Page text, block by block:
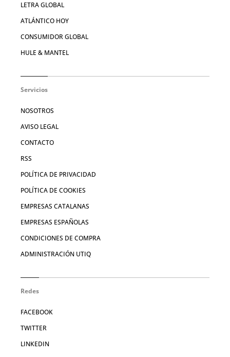
LETRA GLOBAL
ATLÁNTICO HOY
CONSUMIDOR GLOBAL
HULE & MANTEL
Servicios
NOSOTROS
AVISO LEGAL
CONTACTO
RSS
POLÍTICA DE PRIVACIDAD
POLÍTICA DE COOKIES
EMPRESAS CATALANAS
EMPRESAS ESPAÑOLAS
CONDICIONES DE COMPRA
ADMINISTRACIÓN UTIQ
Redes
FACEBOOK
TWITTER
LINKEDIN